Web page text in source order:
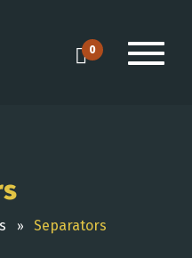
0
Separators